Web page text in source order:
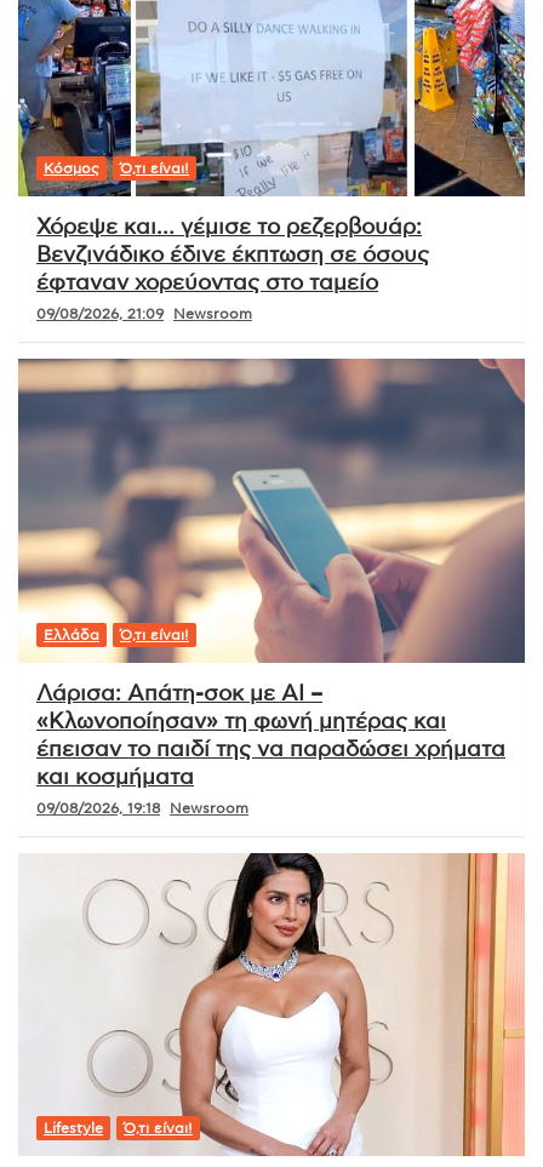
Κόσμος Ό,τι είναι!
Χόρεψε και… γέμισε το ρεζερβουάρ:
Βενζινάδικο έδινε έκπτωση σε όσους
έφταναν χορεύοντας στο ταμείο
09/08/2026, 21:09 Newsroom
Ελλάδα Ό,τι είναι!
Λάρισα: Απάτη-σοκ με AI –
«Κλωνοποίησαν» τη φωνή μητέρας και
έπεισαν το παιδί της να παραδώσει χρήματα
και κοσμήματα
09/08/2026, 19:18 Newsroom
Lifestyle Ό,τι είναι!